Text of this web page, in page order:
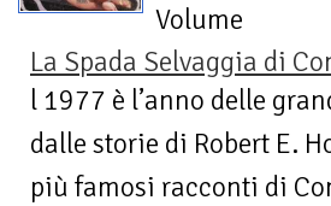
Volume
La Spada Selvaggia di
l 1977 è l’anno delle
dalle storie di Robert E.
più famosi racconti di